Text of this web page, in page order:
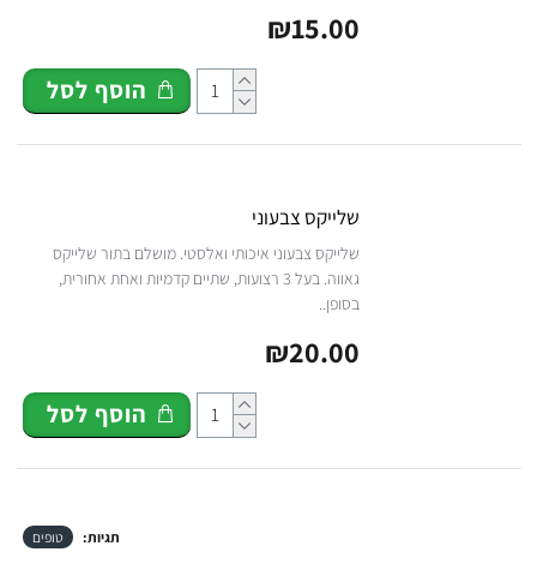
₪15.00
הוסף לסל
שלייקס צבעוני
שלייקס צבעוני איכותי ואלסטי. מושלם בתור שלייקס
גאווה. בעל 3 רצועות, שתיים קדמיות ואחת אחורית,
בסופן..
₪20.00
הוסף לסל
תגיות: טופים